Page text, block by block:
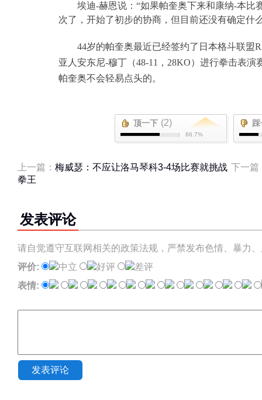
埃迪-赫恩说：“如果帕奎奥下来和康纳-本比
次了，开始了初步的协商，但目前还没有确定什
44岁的帕奎奥最近已经签约了日本格斗联盟
亚人安东尼-穆丁（48-11 ， 28KO）进行拳击表演
帕奎奥不会轻易点头的。
顶一下 (2)
66.7%
下一篇
上一篇： 梅威瑟：不应让洛马琴科3-4场比赛就挑战
拳王
发表评论
请自觉遵守互联网相关的政策法规，严禁发布色情、暴力
评价:
中立 好评
差评
表情:
发表评论